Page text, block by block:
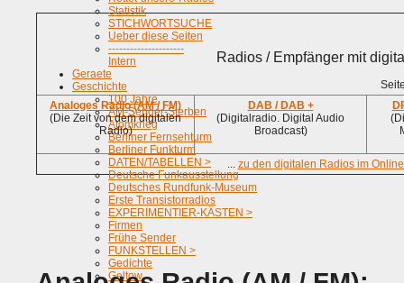
Statistik
STICHWORTSUCHE
Ueber diese Seiten
---------------------
Intern
Geraete
Geschichte
100 Jahre
AM-Sender-Sterben
Atomkrieg
Berliner Fernsehturm
Berliner Funkturm
DATEN/TABELLEN >
Deutsche Funkausstellung
Deutsches Rundfunk-Museum
Erste Transistorradios
EXPERIMENTIER-KÄSTEN >
Firmen
Frühe Sender
FUNKSTELLEN >
Gedichte
Geltow
Radios / Empfänger mit
Analoges Radio (AM / FM)
(Die Zeit von dem digitalen
Radio)
DAB / DAB +
(Digitalradio. Digital Audio
Broadcast)
... zu den digitalen Radios im